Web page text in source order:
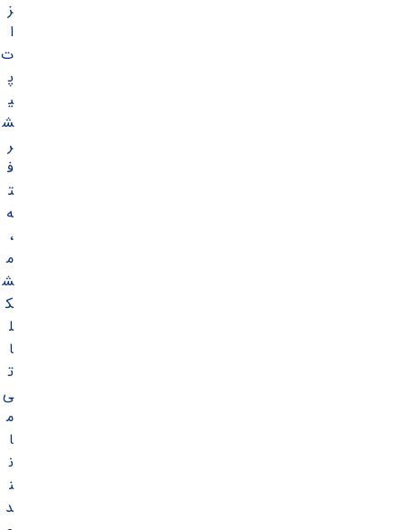
ز
ا
ت
پ
ی
ش
ر
ف
ت
ه
،
م
ش
ک
ل
ا
ت
ی
م
ا
ن
ن
د